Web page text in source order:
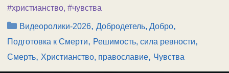
#христианство, #чувства
Рубрики
Видеоролики-2026,Добродетель, Добро,
Подготовка к Смерти, Решимость, сила ревности,
Смерть, Христианство, православие, Чувства